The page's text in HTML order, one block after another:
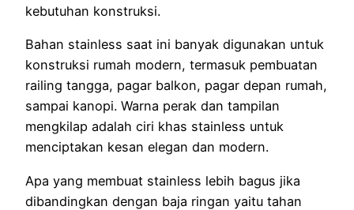
kebutuhan konstruksi.
Bahan stainless saat ini banyak digunakan untuk
konstruksi rumah modern, termasuk pembuatan
railing tangga, pagar balkon, pagar depan rumah,
sampai kanopi. Warna perak dan tampilan
mengkilap adalah ciri khas stainless untuk
menciptakan kesan elegan dan modern.
Apa yang membuat stainless lebih bagus jika
dibandingkan dengan baja ringan yaitu tahan